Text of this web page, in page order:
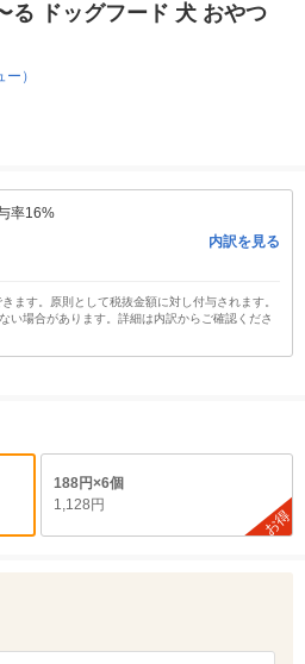
る ドッグフード 犬 おやつ
）
率16%
内訳を見る
ます。原則として税抜金額に対し付与されます。
い場合があります。詳細は内訳からご確認くださ
188円×6個
1,128円
お得